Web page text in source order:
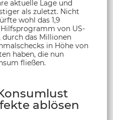
aktuelle Lage und
als zuletzt. Nicht
wohl das 1,9
von US-
durch das Millionen
in Höhe von
haben, die nun
fließen.
ablösen